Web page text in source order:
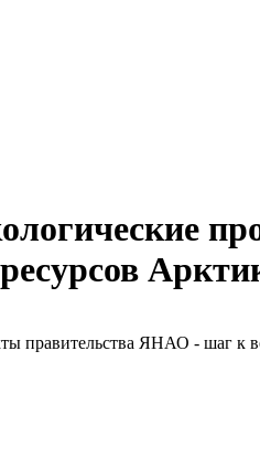
правительства ЯНАО - шаг